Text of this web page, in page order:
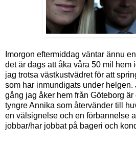
Imorgon eftermiddag väntar ännu
det är dags att åka våra 50 mil hem
jag trotsa västkustvädret för att
som har inmundigats under helgen.
gång jag åker hem från Göteborg
tyngre Annika som återvänder till
en välsignelse och en förbannelse
jobbar/har jobbat på bageri och